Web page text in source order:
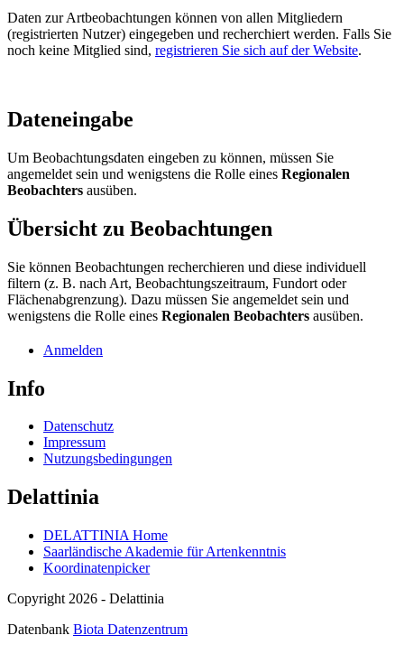
Daten zur Artbeobachtungen können von allen Mitgliedern
(registrierten Nutzer) eingegeben und recherchiert werden. Falls Sie
noch keine Mitglied sind, registrieren Sie sich auf der Website.
Dateneingabe
Um Beobachtungsdaten eingeben zu können, müssen Sie
angemeldet sein und wenigstens die Rolle eines Regionalen
Beobachters ausüben.
Übersicht zu Beobachtungen
Sie können Beobachtungen recherchieren und diese individuell
filtern (z. B. nach Art, Beobachtungszeitraum, Fundort oder
Flächenabgrenzung). Dazu müssen Sie angemeldet sein und
wenigstens die Rolle eines Regionalen Beobachters ausüben.
Anmelden
Info
Datenschutz
Impressum
Nutzungsbedingungen
Delattinia
DELATTINIA Home
Saarländische Akademie für Artenkenntnis
Koordinatenpicker
Copyright 2026 - Delattinia
Datenbank Biota Datenzentrum